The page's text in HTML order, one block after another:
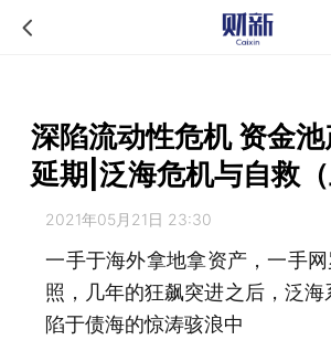
深陷流动性危机 资金
延期|泛海危机与自救（
2021年05月21日 23:30
一手于海外拿地拿资产，一手
照，几年的狂飙突进之后，泛
陷于债海的惊涛骇浪中